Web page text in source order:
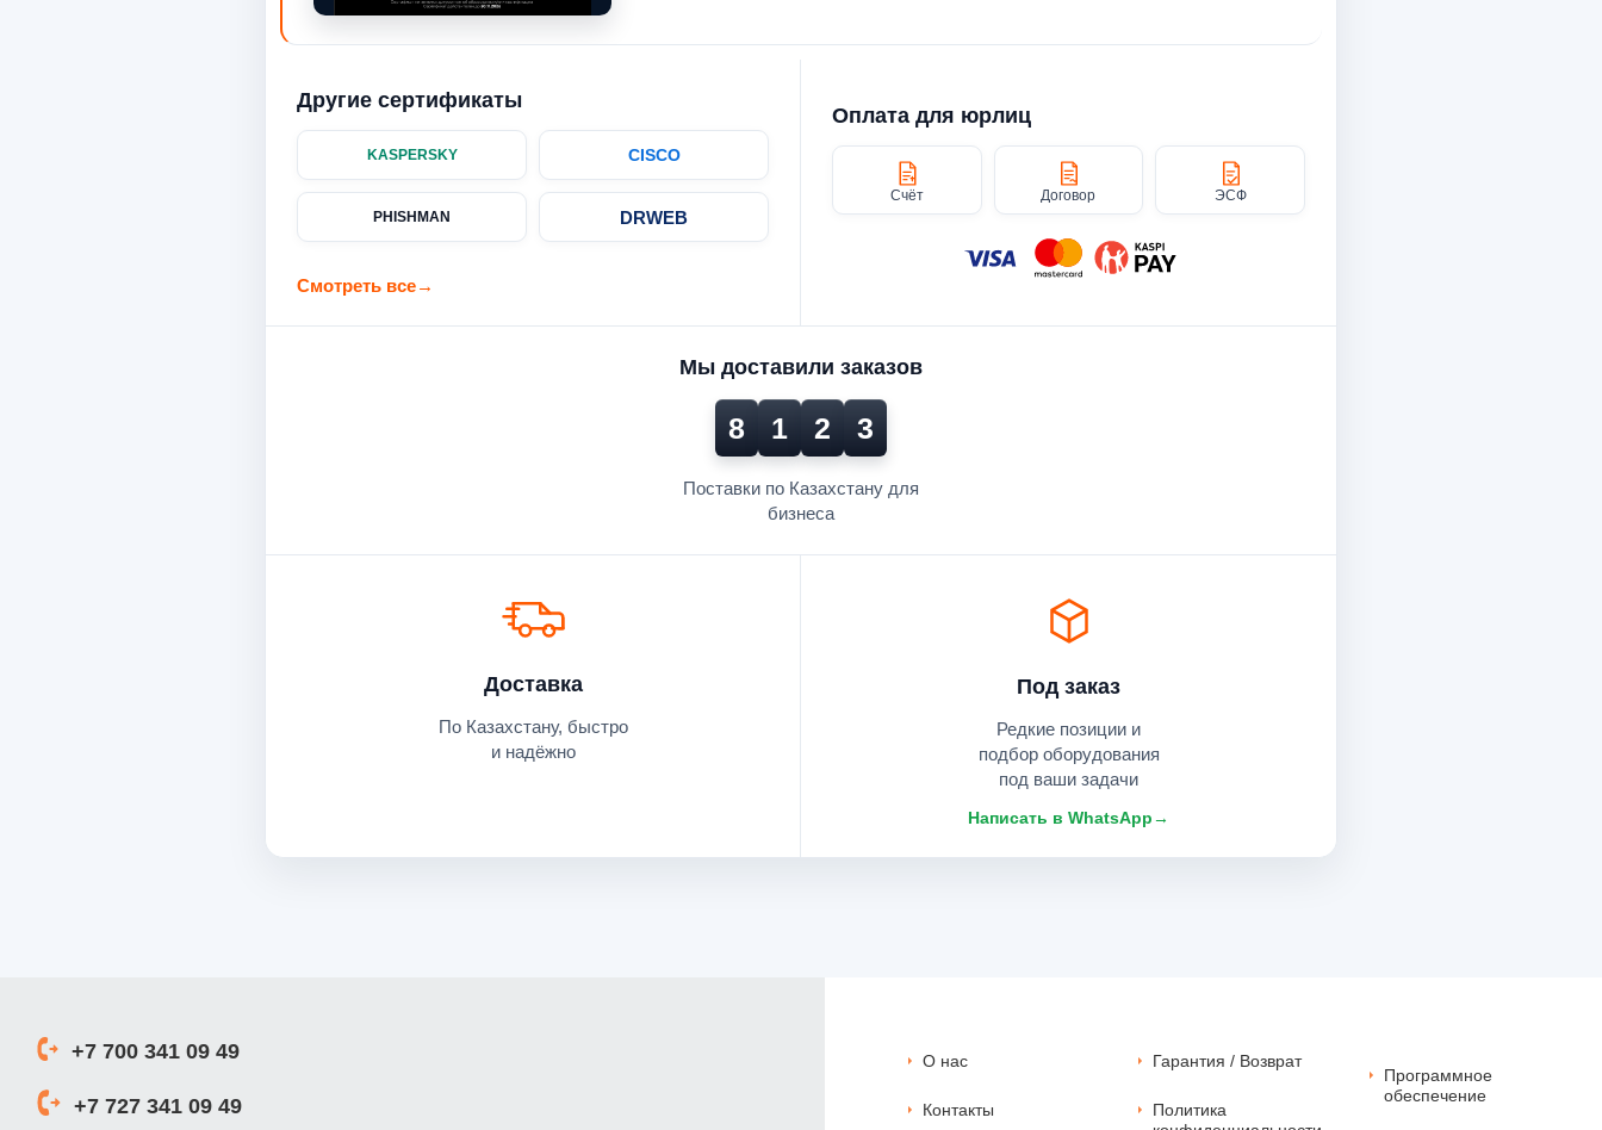
Другие сертификаты
KASPERSKY CISCO
PHISHMAN DRWEB
Смотреть все→
Оплата для юрлиц
Счёт Договор ЭСФ
Мы доставили заказов
8 1 2 3
Поставки по Казахстану для
бизнеса
Под заказ
Редкие позиции и
подбор оборудования
под ваши задачи
Написать в WhatsApp→
Доставка
По Казахстану, быстро
и надёжно
+7 700 341 09 49
+7 727 341 09 49
О нас
Контакты
Гарантия / Возврат
Политика
Программное
обеспечение